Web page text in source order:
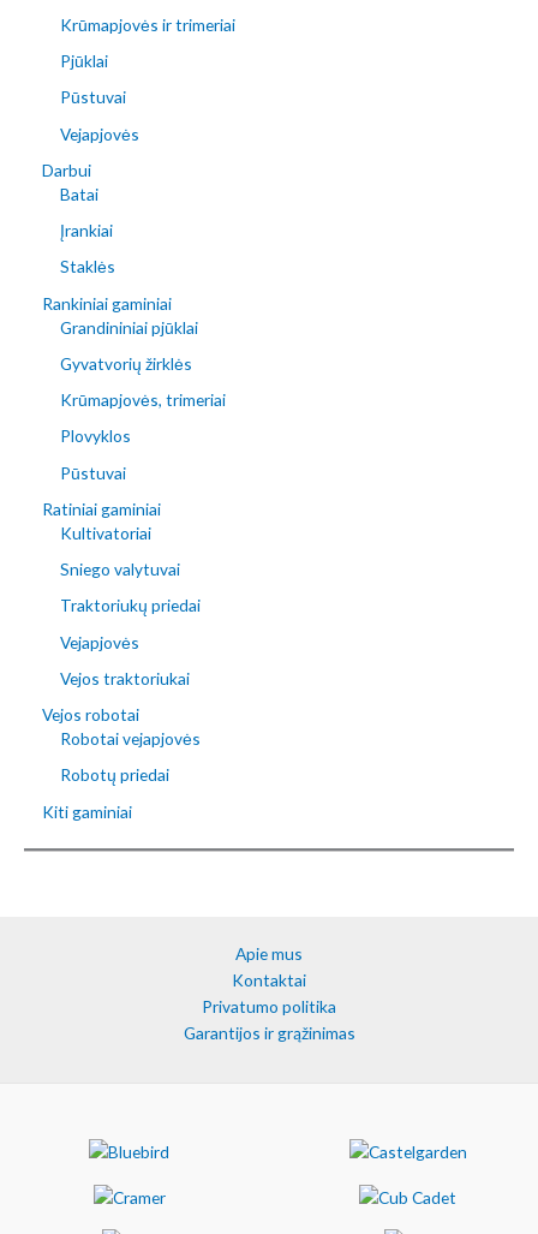
Krūmapjovės ir trimeriai
Pjūklai
Pūstuvai
Vejapjovės
Darbui
Batai
Įrankiai
Staklės
Rankiniai gaminiai
Grandininiai pjūklai
Gyvatvorių žirklės
Krūmapjovės, trimeriai
Plovyklos
Pūstuvai
Ratiniai gaminiai
Kultivatoriai
Sniego valytuvai
Traktoriukų priedai
Vejapjovės
Vejos traktoriukai
Vejos robotai
Robotai vejapjovės
Robotų priedai
Kiti gaminiai
Apie mus
Kontaktai
Privatumo politika
Garantijos ir grąžinimas